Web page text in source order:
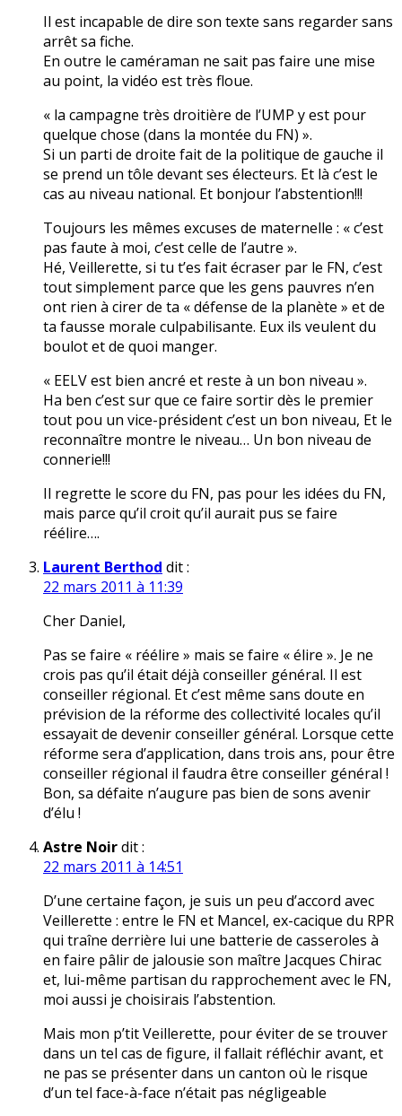
Il est incapable de dire son texte sans regarder sans
arrêt sa fiche.
En outre le caméraman ne sait pas faire une mise
au point, la vidéo est très floue.
« la campagne très droitière de l’UMP y est pour
quelque chose (dans la montée du FN) ».
Si un parti de droite fait de la politique de gauche il
se prend un tôle devant ses électeurs. Et là c’est le
cas au niveau national. Et bonjour l’abstention!!!
Toujours les mêmes excuses de maternelle : « c’est
pas faute à moi, c’est celle de l’autre ».
Hé, Veillerette, si tu t’es fait écraser par le FN, c’est
tout simplement parce que les gens pauvres n’en
ont rien à cirer de ta « défense de la planète » et de
ta fausse morale culpabilisante. Eux ils veulent du
boulot et de quoi manger.
« EELV est bien ancré et reste à un bon niveau ».
Ha ben c’est sur que ce faire sortir dès le premier
tout pou un vice-président c’est un bon niveau, Et le
reconnaître montre le niveau… Un bon niveau de
connerie!!!
Il regrette le score du FN, pas pour les idées du FN,
mais parce qu’il croit qu’il aurait pus se faire
réélire….
Laurent Berthod dit :
22 mars 2011 à 11:39
Cher Daniel,
Pas se faire « réélire » mais se faire « élire ». Je ne
crois pas qu’il était déjà conseiller général. Il est
conseiller régional. Et c’est même sans doute en
prévision de la réforme des collectivité locales qu’il
essayait de devenir conseiller général. Lorsque cette
réforme sera d’application, dans trois ans, pour être
conseiller régional il faudra être conseiller général !
Bon, sa défaite n’augure pas bien de sons avenir
d’élu !
Astre Noirdit :
22 mars 2011 à 14:51
D’une certaine façon, je suis un peu d’accord avec
Veillerette : entre le FN et Mancel, ex-cacique du RPR
qui traîne derrière lui une batterie de casseroles à
en faire pâlir de jalousie son maître Jacques Chirac
et, lui-même partisan du rapprochement avec le FN,
moi aussi je choisirais l’abstention.
Mais mon p’tit Veillerette, pour éviter de se trouver
dans un tel cas de figure, il fallait réfléchir avant, et
ne pas se présenter dans un canton où le risque
d’un tel face-à-face n’était pas négligeable